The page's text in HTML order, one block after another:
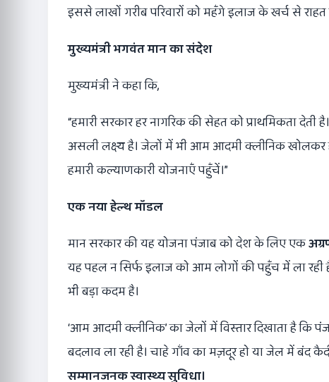
इससे लाखों गरीब परिवारों को महँगे इलाज के खर्च से राहत
मुख्यमंत्री भगवंत मान का संदेश
मुख्यमंत्री ने कहा कि,
“हमारी सरकार हर नागरिक की सेहत को प्राथमिकता देती
असली लक्ष्य है। जेलों में भी आम आदमी क्लीनिक खोलकर
हमारी कल्याणकारी योजनाएँ पहुँचें।”
एक नया हेल्थ मॉडल
मान सरकार की यह योजना पंजाब को देश के लिए एक
यह पहल न सिर्फ इलाज को आम लोगों की पहुँच में ला
भी बड़ा कदम है।
‘आम आदमी क्लीनिक’ का जेलों में विस्तार दिखाता है कि
बदलाव ला रही है। चाहे गाँव का मज़दूर हो या जेल में बंद
सम्मानजनक स्वास्थ्य सुविधा।